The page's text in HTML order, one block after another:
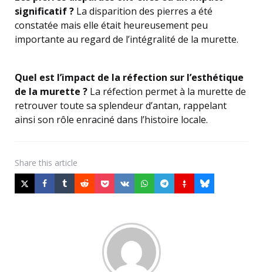
significatif ? La disparition des pierres a été
constatée mais elle était heureusement peu
importante au regard de l’intégralité de la murette.
Quel est l’impact de la réfection sur l’esthétique
de la murette ? La réfection permet à la murette de
retrouver toute sa splendeur d’antan, rappelant
ainsi son rôle enraciné dans l’histoire locale.
Share this article